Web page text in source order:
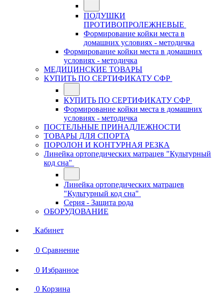
ПОДУШКИ
ПРОТИВОПРОЛЕЖНЕВЫЕ
Формирование койки места в
домашних условиях - методичка
Формирование койки места в домашних
условиях - методичка
МЕДИЦИНСКИЕ ТОВАРЫ
КУПИТЬ ПО СЕРТИФИКАТУ СФР
КУПИТЬ ПО СЕРТИФИКАТУ СФР
Формирование койки места в домашних
условиях - методичка
ПОСТЕЛЬНЫЕ ПРИНАДЛЕЖНОСТИ
ТОВАРЫ ДЛЯ СПОРТА
ПОРОЛОН И КОНТУРНАЯ РЕЗКА
Линейка ортопедических матрацев "Культурный
код сна"
Линейка ортопедических матрацев
"Культурный код сна"
Серия - Защита рода
ОБОРУДОВАНИЕ
Кабинет
0 Сравнение
0 Избранное
0 Корзина